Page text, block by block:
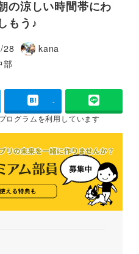
の涼しい時間帯にわ
もう♪
28
著
kana
ー
部
-
ログラムを利用しています